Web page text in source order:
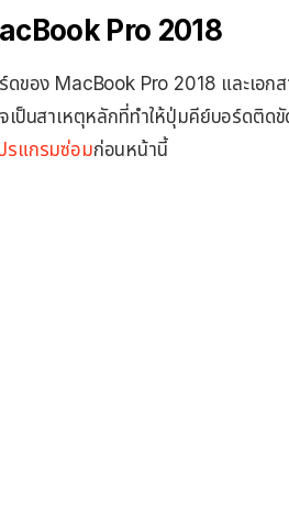
Pro 2018
ดของ MacBook Pro 2018 และเอกส
เป็นสาเหตุหลักที่ทำให้ปุ่มคีย์บอร์ดติดขั
ปรแกรมซ่อมก่อนหน้านี้